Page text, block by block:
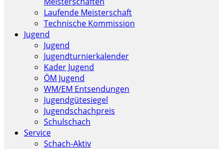
Laufende Meisterschaft
Technische Kommission
Jugend
Jugend
Jugendturnierkalender
Kader Jugend
ÖM Jugend
WM/EM Entsendungen
Jugendgütesiegel
Jugendschachpreis
Schulschach
Service
Schach-Aktiv